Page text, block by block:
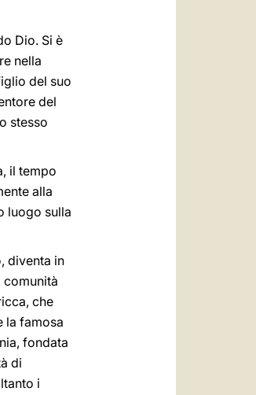
Dio. Si è
nella
del suo
del
stesso
il tempo
alla
luogo sulla
diventa in
comunità
che
la famosa
fondata
di
i